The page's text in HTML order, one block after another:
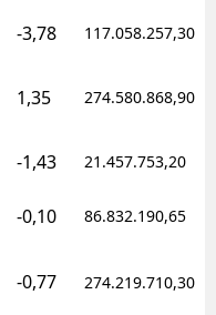
-3,78 117.058.257,30
1,35 274.580.868,90
-1,43 21.457.753,20
-0,10 86.832.190,65
-0,77 274.219.710,30